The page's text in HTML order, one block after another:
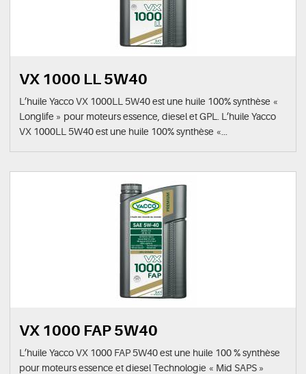
VX 1000 LL 5W40
L’huile Yacco VX 1000LL 5W40 est une huile 100% synthèse «
Longlife » pour moteurs essence, diesel et GPL. L’huile Yacco
VX 1000LL 5W40 est une huile 100% synthèse «...
VX 1000 FAP 5W40
L’huile Yacco VX 1000 FAP 5W40 est une huile 100 % synthèse
pour moteurs essence et diesel Technologie « Mid SAPS »